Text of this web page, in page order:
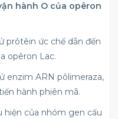
hành O của opêron
prôtêin ức chế dẫn đến
opêron Lac.
enzim ARN pôlimeraza,
hành phiên mã.
hiện của nhóm gen cấu